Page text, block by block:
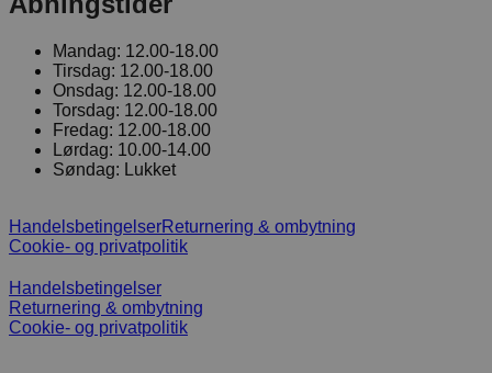
Mandag: 12.00-18.00
Tirsdag: 12.00-18.00
Onsdag: 12.00-18.00
Torsdag: 12.00-18.00
Fredag: 12.00-18.00
Lørdag: 10.00-14.00
Søndag: Lukket
HandelsbetingelserReturnering & ombytning
Cookie- og privatpolitik
Handelsbetingelser
Returnering & ombytning
Cookie- og privatpolitik